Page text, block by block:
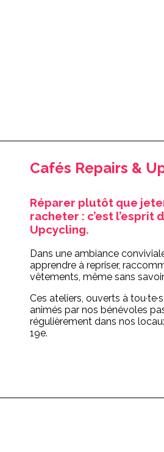
Cafés Repairs &
Réparer plutôt que
racheter : c’est l’esprit
Upcycling.
Dans une ambiance
apprendre à repriser,
vêtements, même sans
Ces ateliers, ouverts à
animés par nos bénévoles
régulièrement dans nos
19e.